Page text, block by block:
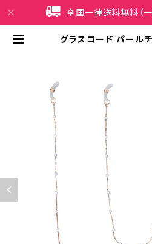
全国一律送料無料（
グラスコード パール